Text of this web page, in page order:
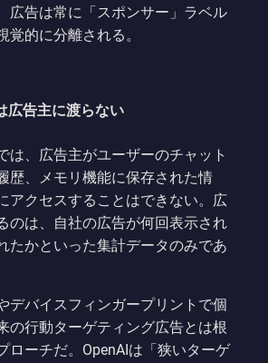
広告は常に「スポンサー」ラベル
覚的に分離される。
広告主に渡らない
は、広告主がユーザーのチャット
歴、メモリ機能に保存された情
アクセスすることはできない。広
のは、自社の広告が何回表示され
たかといった集計データのみであ
デバイスフィンガープリントで個
の行動ターゲティング広告とは根
ローチだ。OpenAIは「狭いターゲ